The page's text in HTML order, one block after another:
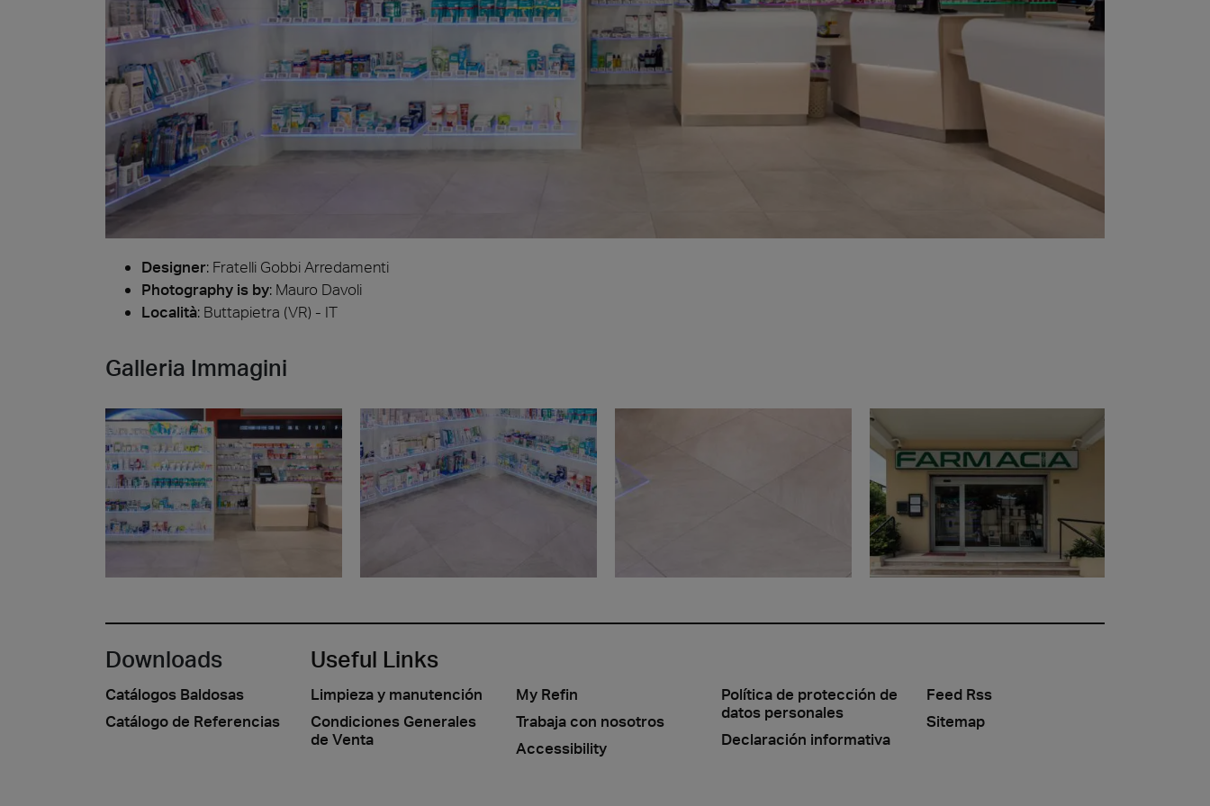
Piedra Madera
Designer: Fratelli Gobbi Arredamenti
Photography is by: Mauro Davoli
Località: Buttapietra (VR) - IT
Galleria Immagini
Downloads
Catálogos Baldosas
Catálogo de Referencias
Useful Links
Limpieza y manutención
Condiciones Generales
de Venta
My Refin
Trabaja con nosotros
Accessibility
Política de protección de
datos personales
Declaración informativa
Feed Rss
Sitemap